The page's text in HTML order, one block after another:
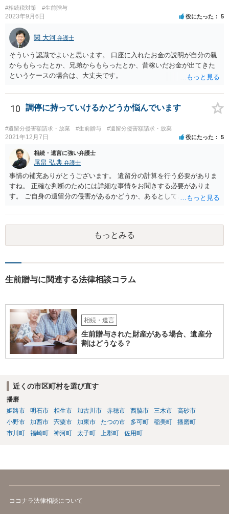
選任したのか 即ち、復代理人の選任は有効なのかという問題もあ
ると思います。
#相続税対策 #生前贈与
2023年9月6日 役にたった 5
関 大河 弁護士
そういう認識でよいと思います。 口座に入れたお金の説明が自分の親
からもらったとか、兄弟からもらったとか、昔稼いだお金が出てきた
というケースの場合は、大丈夫です。
10 調停に持っていけるかどうか悩んでいます
#遺留分侵害額請求・放棄 #生前贈与 #遺留分侵害額請求・放棄
2021年12月7日 役にたった 5
相続・遺言に強い弁護士
尾畠 弘典 弁護士
事情の補充ありがとうございます。 遺留分の計算を行う必要がありま
すね。 正確な判断のためには詳細な事情をお聞きする必要がありま
す。 ご自身の遺留分の侵害があるかどうか、あるとしてどの程度の金
相談されるのが良いと思います。
もっとみる
生前贈与に関連する法律相談コラム
相続・遺言
生前贈与された財産がある場合、遺産分
割はどうなる？
近くの市区町村を選び直す
播磨
姫路市
明石市 相生市 加古川市 赤穂市 西脇市 三木市
高砂市
小野市
加西市 宍粟市 加東市 たつの市 多可町 稲美町
播磨町
市川町
福崎町 神河町 太子町 上郡町 佐用町
ココナラ法律相談について